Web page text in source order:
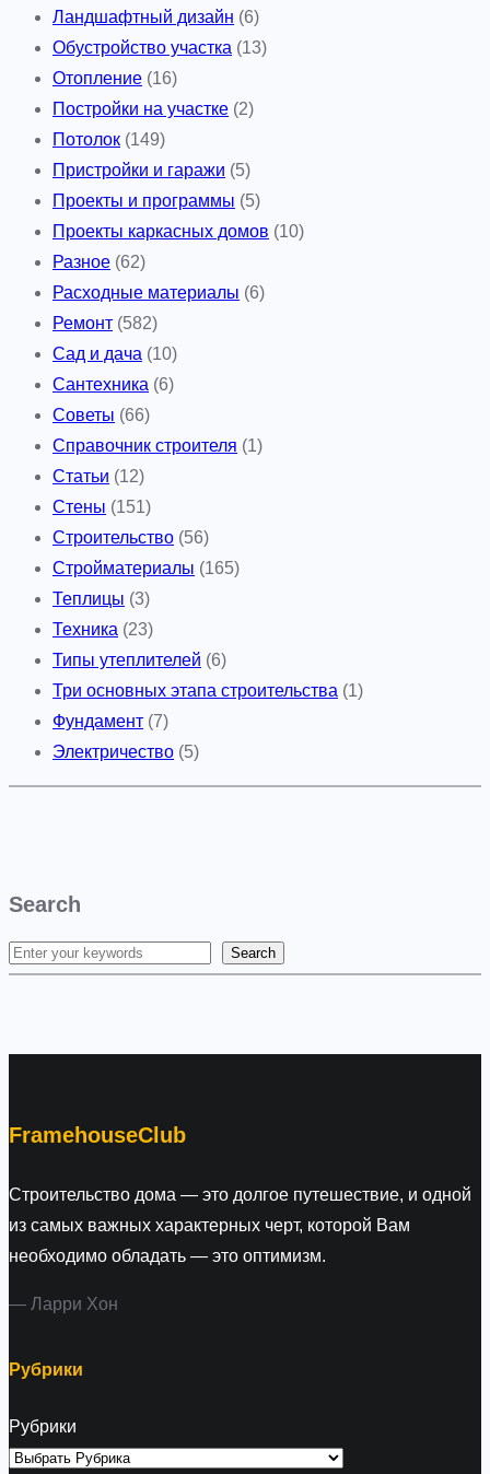
Ландшафтный дизайн (6)
Обустройство участка (13)
Отопление (16)
Постройки на участке (2)
Потолок (149)
Пристройки и гаражи (5)
Проекты и программы (5)
Проекты каркасных домов (10)
Разное (62)
Расходные материалы (6)
Ремонт (582)
Сад и дача (10)
Сантехника (6)
Советы (66)
Справочник строителя (1)
Статьи (12)
Стены (151)
Строительство (56)
Стройматериалы (165)
Теплицы (3)
Техника (23)
Типы утеплителей (6)
Три основных этапа строительства (1)
Фундамент (7)
Электричество (5)
Search
S
Search
FramehouseClub
Строительство дома — это долгое путешествие, и одной
из самых важных характерных черт, которой Вам
необходимо обладать — это оптимизм.
— Ларри Хон
Рубрики
Рубрики